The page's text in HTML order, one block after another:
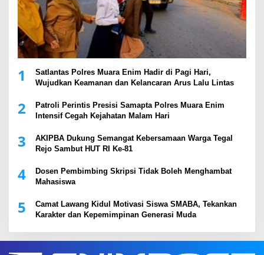
1
Satlantas Polres Muara Enim Hadir di Pagi Hari,
Wujudkan Keamanan dan Kelancaran Arus Lalu Lintas
2
Patroli Perintis Presisi Samapta Polres Muara Enim
Intensif Cegah Kejahatan Malam Hari
3
AKIPBA Dukung Semangat Kebersamaan Warga Tegal
Rejo Sambut HUT RI Ke-81
4
Dosen Pembimbing Skripsi Tidak Boleh Menghambat
Mahasiswa
5
Camat Lawang Kidul Motivasi Siswa SMABA, Tekankan
Karakter dan Kepemimpinan Generasi Muda